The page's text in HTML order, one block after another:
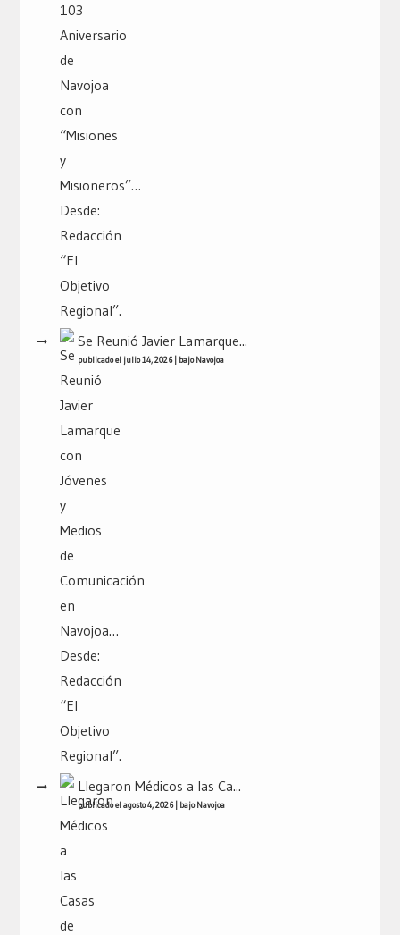
Se Reunió Javier Lamarque...
publicado el julio 14, 2026| bajoNavojoa
Llegaron Médicos a las Ca...
publicado el agosto 4, 2026| bajoNavojoa